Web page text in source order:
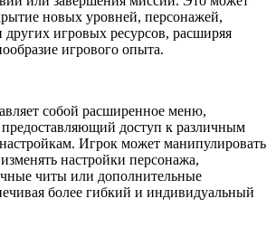
новых уровней, персонажей,
игровых ресурсов, расширяя
игрового опыта.
собой расширенное меню,
доступ к различным
Игрок может манипулировать
настройки персонажа,
читы или дополнительные
более гибкий и индивидуальный